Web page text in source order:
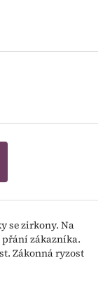
se zirkony. Na
zákazníka.
Zákonná ryzost